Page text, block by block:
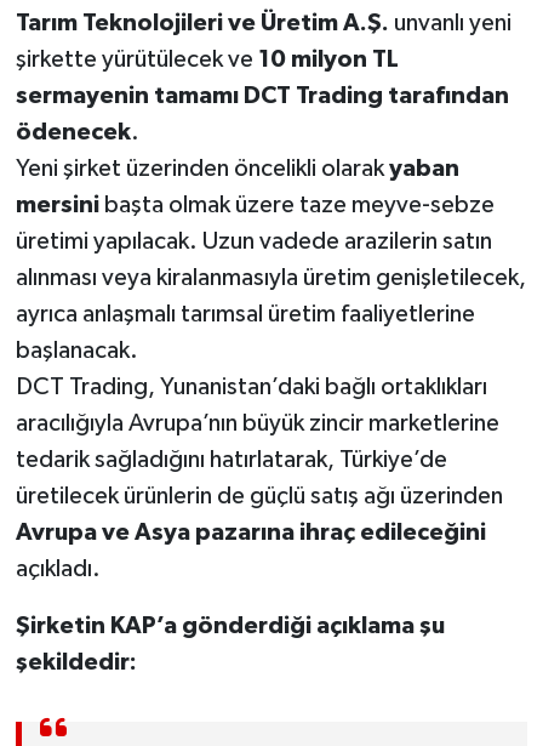
Tarım Teknolojileri ve Üretim A.Ş. unvanlı yeni
şirkette yürütülecek ve 10 milyon TL
sermayenin tamamı DCT Trading tarafından
ödenecek.
Yeni şirket üzerinden öncelikli olarak yaban
mersinibaşta olmak üzere taze meyve-sebze
üretimi yapılacak. Uzun vadede arazilerin satın
alınması veya kiralanmasıyla üretim genişletilecek,
ayrıca anlaşmalı tarımsal üretim faaliyetlerine
başlanacak.
DCT Trading, Yunanistan’daki bağlı ortaklıkları
aracılığıyla Avrupa’nın büyük zincir marketlerine
tedarik sağladığını hatırlatarak, Türkiye’de
üretilecek ürünlerin de güçlü satış ağı üzerinden
Avrupa ve Asya pazarına ihraç edileceğini
açıkladı.
Şirketin KAP’a gönderdiği açıklama şu
şekildedir: